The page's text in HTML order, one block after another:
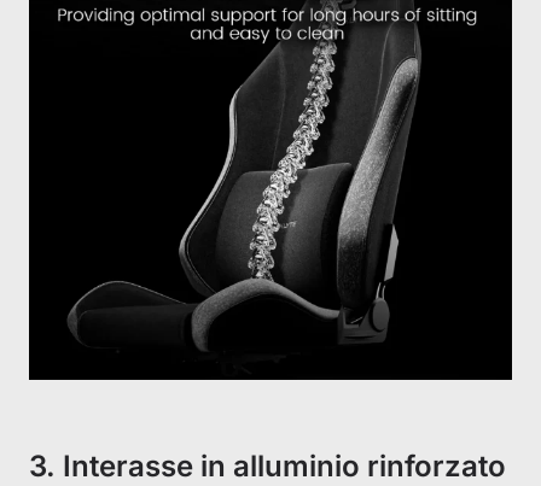
3. Interasse in alluminio rinforzato